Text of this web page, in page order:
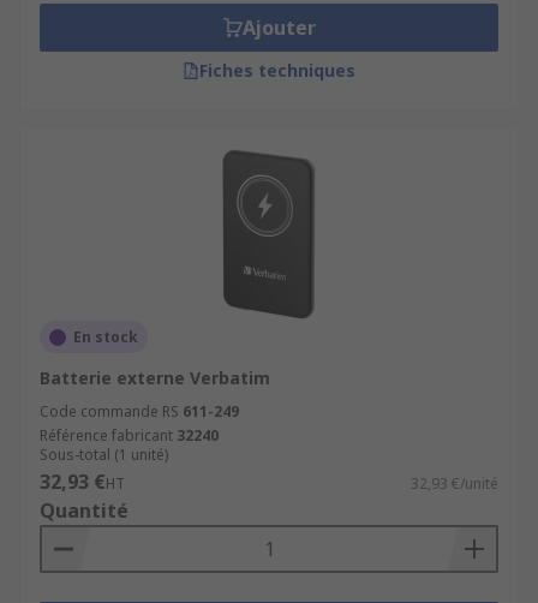
Ajouter
Fiches techniques
En stock
Batterie externe Verbatim
Code commande RS 611-249
Référence fabricant 32240
Sous-total (1 unité)
32,93 €HT 32,93 €/unité
Quantité